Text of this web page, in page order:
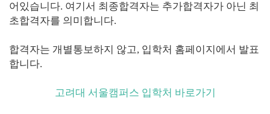
어있습니다. 여기서 최종합격자는 추가합격자가 아닌 최
초합격자를 의미합니다.
합격자는 개별통보하지 않고, 입학처 홈페이지에서 발표
합니다.
고려대 서울캠퍼스 입학처 바로가기